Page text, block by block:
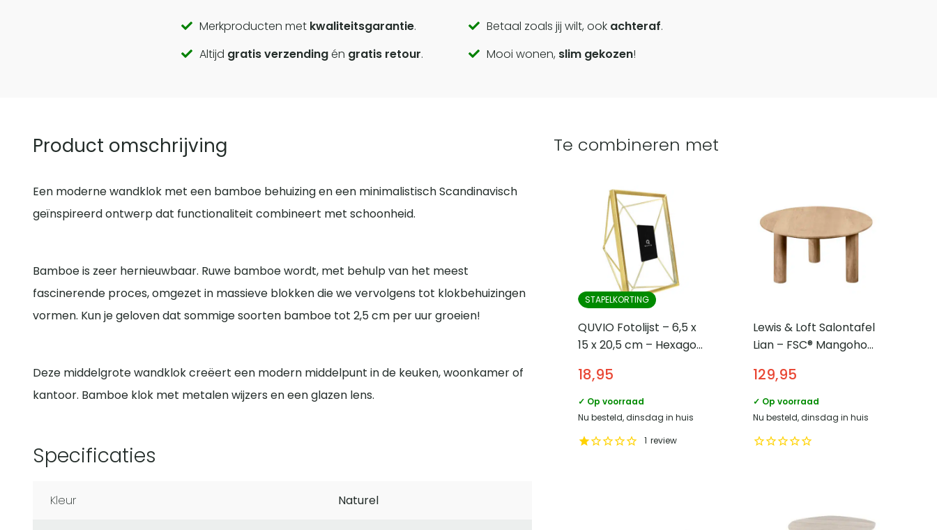
Call
to
Merkproducten met kwaliteitsgarantie. Betaal zoals jij wilt, ook achteraf.
Altijd gratis verzendingén gratis retour. Mooi wonen, slim gekozen!
Product omschrijving
Een moderne wandklok met een bamboe behuizing en een minimalistisch Scandinavisch
geïnspireerd ontwerp dat functionaliteit combineert met schoonheid.
Bamboe is zeer hernieuwbaar. Ruwe bamboe wordt, met behulp van het meest
fascinerende proces, omgezet in massieve blokken die we vervolgens tot klokbehuizingen
vormen. Kun je geloven dat sommige soorten bamboe tot 2,5 cm per uur groeien!
Deze middelgrote wandklok creëert een modern middelpunt in de keuken, woonkamer of
kantoor. Bamboe klok met metalen wijzers en een glazen lens.
Specificaties
Kleur Naturel
Te combineren met
STAPELKORTING
QUVIO Fotolijst – 6,5 x
15 x 20,5 cm – Hexagon
18,95
✓ Op voorraad
Nu besteld, dinsdag in huis
1 review
Lewis & Loft Salontafel
Lian – FSC® Mangohout
Naturel
129,95
✓ Op voorraad
Nu besteld, dinsdag in huis